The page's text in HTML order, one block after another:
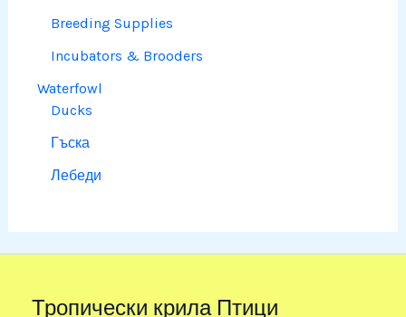
Breeding Supplies
Incubators & Brooders
Waterfowl
Ducks
Гъска
Лебеди
Тропически крила Птици